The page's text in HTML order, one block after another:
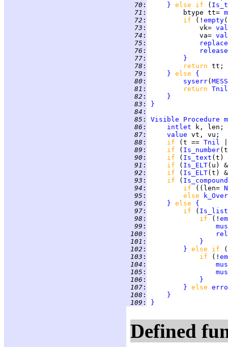
  70
: } else if (
  71
:
         btype tt=
  72
: if (! empty
  73
:
             vk=
  74
:
             va=
  75
:
replace
  76
:
release
  77
:
}
  78
: return
  79
: } else {
  80
: syserr( MESS
  81
: return Tnil
  82
:
}
  83
:
}
  84
:
  85
: Visible Procedure
  86
: intlet
  87
: value
  88
: if (t == Tnil
  89
: if ( Is_number
  90
: if ( Is_text (t)
  91
: if ( Is_ELT(u)
  92
: if ( Is_ELT
  93
: if ( Is_compound
  94
: if ((len=
  95
: else
  96
: } else {
  97
: if ( Is_list
  98
: if (!
  99
:
100 :
101 :
}
102 : } else if
(
103 : if (!
104 :
105 :
106 :
}
107 : } else
108 :
}
109 : }
Defined